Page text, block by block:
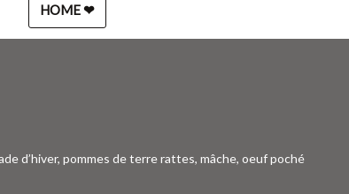
HOME ❤︎
d’hiver, pommes de terre rattes, mâche, oeuf poché